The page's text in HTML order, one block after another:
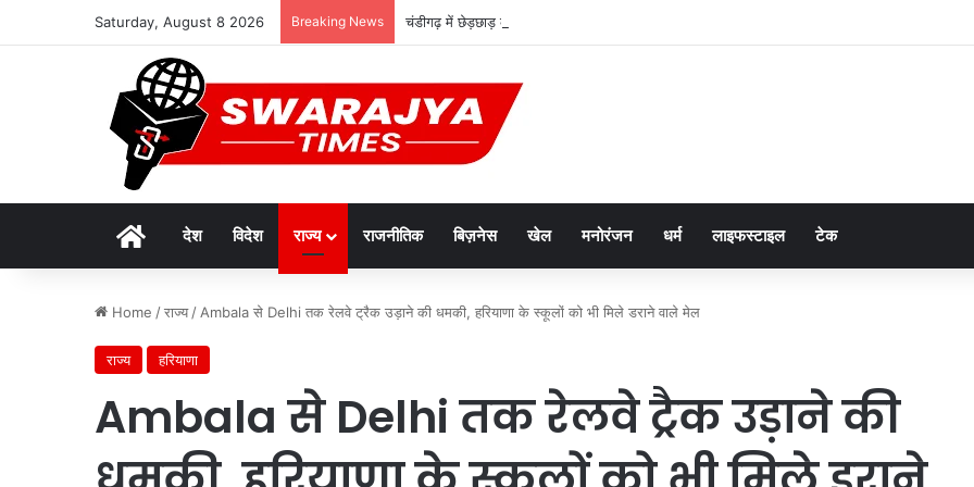
Saturday, August 8 2026 Breaking News चंडीगढ़ में छेड़छाड़ के सबूत मिटाने के आरोप, इंस्पेक्टर रामरत्न और सत्यवान पर चलेगा केस
Homeदेश विदेश राज्य राजनीतिक बिज़नेस खेल मनोरंजन धर्म लाइफस्टाइल टेक
Home /राज्य / Ambala से Delhi तक रेलवे ट्रैक उड़ाने की धमकी, हरियाणा के स्कूलों को भी मिले डराने वाले मेल
राज्य हरियाणा
Ambala से Delhi तक रेलवे ट्रैक उड़ाने की